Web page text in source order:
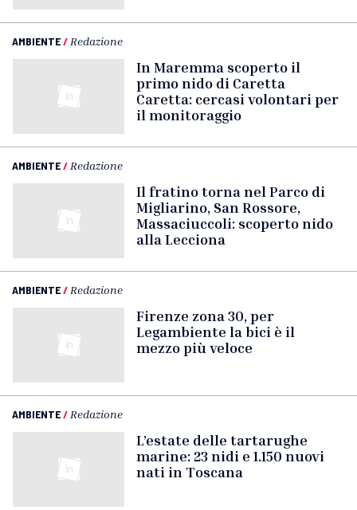
AMBIENTE/ Redazione
In Maremma scoperto il
primo nido di Caretta
Caretta: cercasi volontari per
il monitoraggio
AMBIENTE/ Redazione
Il fratino torna nel Parco di
Migliarino, San Rossore,
Massaciuccoli: scoperto nido
alla Lecciona
AMBIENTE/ Redazione
Firenze zona 30, per
Legambiente la bici è il
mezzo più veloce
AMBIENTE/ Redazione
L’estate delle tartarughe
marine: 23 nidi e 1.150 nuovi
nati in Toscana